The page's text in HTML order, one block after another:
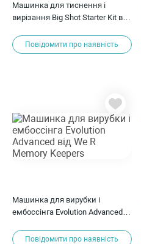
Машинка для тиснення і
вирізання Big Shot Starter Kit від
Повідомити про наявність
Машинка для вирубки і
ембоссінга Evolution Advanced
Повідомити про наявність